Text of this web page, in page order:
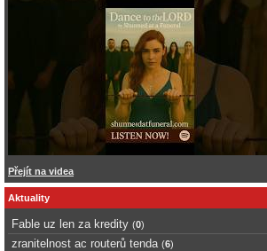
Přejít na videa
Aktuality
Fable uz len za kredity (0)
zranitelnost ac routerů tenda (6)